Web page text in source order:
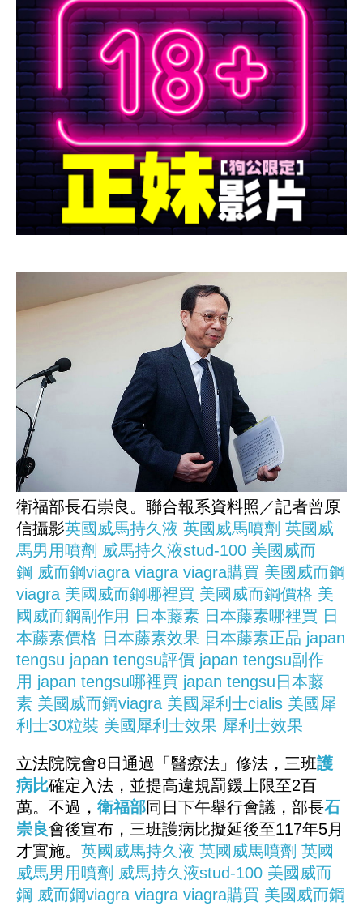
衛福部長石崇良。聯合報系資料照／記者曾原
信攝影英國威馬持久液 英國威馬噴劑 英國威
馬男用噴劑 威馬持久液stud-100 美國威而
鋼 威而鋼viagra viagra viagra購買 美國威而鋼
viagra 美國威而鋼哪裡買 美國威而鋼價格 美
國威而鋼副作用 日本藤素 日本藤素哪裡買 日
本藤素價格 日本藤素效果 日本藤素正品 japan
tengsu japan tengsu評價 japan tengsu副作
用 japan tengsu哪裡買 japan tengsu日本藤
素 美國威而鋼viagra 美國犀利士cialis 美國犀
利士30粒裝 美國犀利士效果 犀利士效果
立法院院會8日通過「醫療法」修法，三班護
病比確定入法，並提高違規罰鍰上限至2百
萬。不過， 衛福部同日下午舉行會議，部長石
崇良會後宣布，三班護病比擬延後至117年5月
才實施。 英國威馬持久液 英國威馬噴劑 英國
威馬男用噴劑 威馬持久液stud-100 美國威而
鋼 威而鋼viagra viagra viagra購買 美國威而鋼